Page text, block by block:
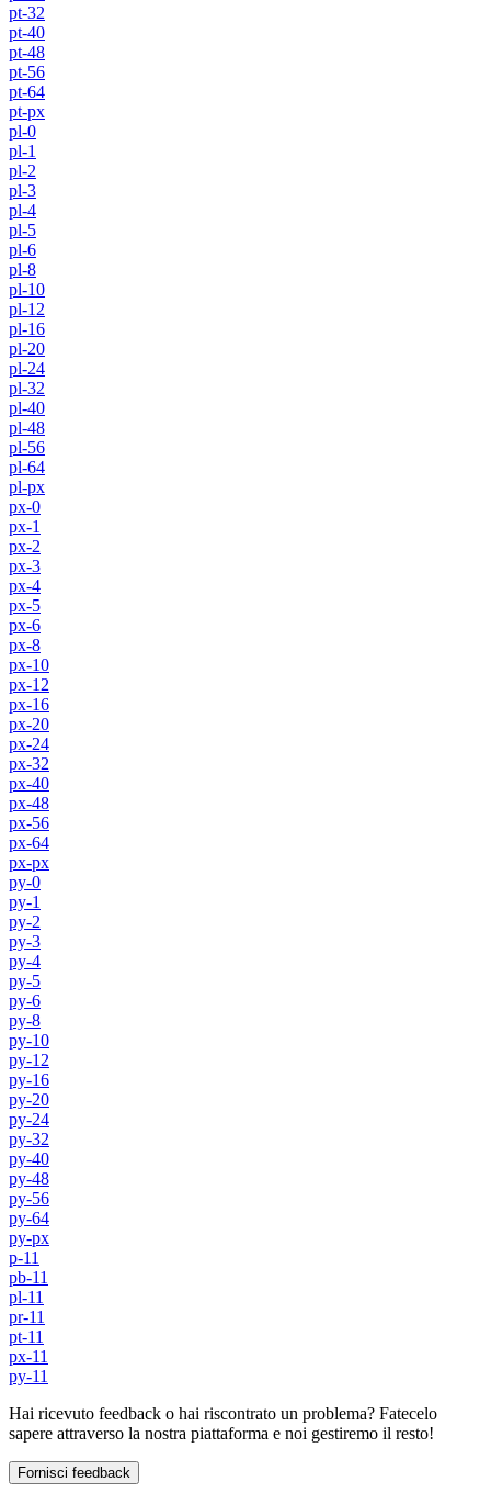
pt-32
pt-40
pt-48
pt-56
pt-64
pt-px
pl-0
pl-1
pl-2
pl-3
pl-4
pl-5
pl-6
pl-8
pl-10
pl-12
pl-16
pl-20
pl-24
pl-32
pl-40
pl-48
pl-56
pl-64
pl-px
px-0
px-1
px-2
px-3
px-4
px-5
px-6
px-8
px-10
px-12
px-16
px-20
px-24
px-32
px-40
px-48
px-56
px-64
px-px
py-0
py-1
py-2
py-3
py-4
py-5
py-6
py-8
py-10
py-12
py-16
py-20
py-24
py-32
py-40
py-48
py-56
py-64
py-px
p-11
pb-11
pl-11
pr-11
pt-11
px-11
py-11
Hai ricevuto feedback o hai riscontrato un problema? Fatecelo
sapere attraverso la nostra piattaforma e noi gestiremo il resto!
Fornisci feedback